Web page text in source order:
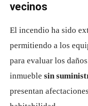
vecinos
El incendio ha sido
permitiendo a los
para evaluar los
inmueble sin
presentan